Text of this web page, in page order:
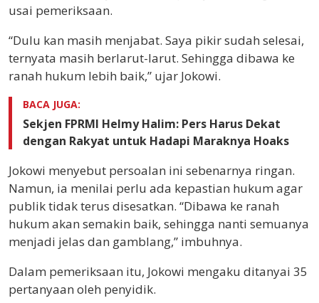
usai pemeriksaan.
“Dulu kan masih menjabat. Saya pikir sudah selesai,
ternyata masih berlarut-larut. Sehingga dibawa ke
ranah hukum lebih baik,” ujar Jokowi.
BACA JUGA:
Sekjen FPRMI Helmy Halim: Pers Harus Dekat
dengan Rakyat untuk Hadapi Maraknya Hoaks
Jokowi menyebut persoalan ini sebenarnya ringan.
Namun, ia menilai perlu ada kepastian hukum agar
publik tidak terus disesatkan. “Dibawa ke ranah
hukum akan semakin baik, sehingga nanti semuanya
menjadi jelas dan gamblang,” imbuhnya.
Dalam pemeriksaan itu, Jokowi mengaku ditanyai 35
pertanyaan oleh penyidik.